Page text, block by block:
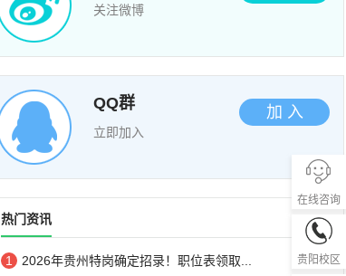
关注微博
QQ群
立即加入
加 入
热门资讯
1
2026年贵州特岗确定招录！职位表领取...
在线咨询
贵阳校区
0851-